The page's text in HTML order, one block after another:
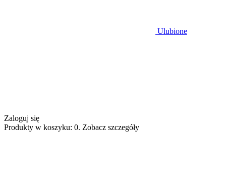
Ulubione
Zaloguj się
Produkty w koszyku: 0. Zobacz szczegóły